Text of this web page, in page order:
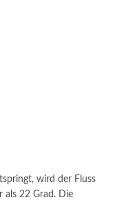
wird der Fluss
als 22 Grad. Die